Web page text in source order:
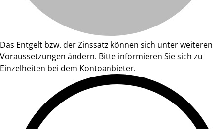
Das Entgelt bzw. der Zinssatz können sich unter weiteren
Voraussetzungen ändern. Bitte informieren Sie sich zu
Einzelheiten bei dem Kontoanbieter.